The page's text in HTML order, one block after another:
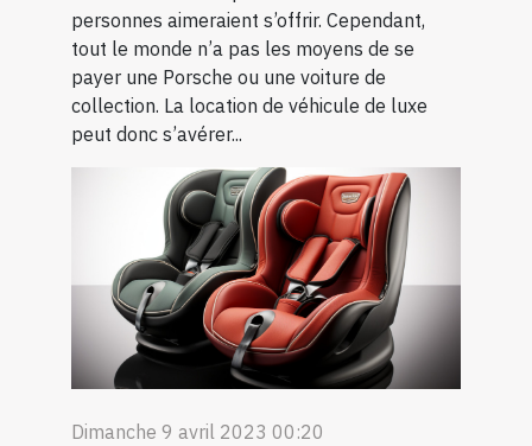
personnes aimeraient s’offrir. Cependant,
tout le monde n’a pas les moyens de se
payer une Porsche ou une voiture de
collection. La location de véhicule de luxe
peut donc s’avérer...
Dimanche 9 avril 2023 00:20